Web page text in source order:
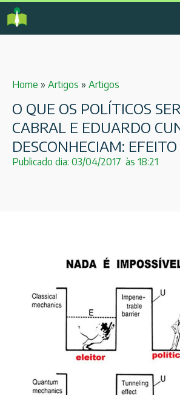
Home » Artigos » Artigos
O QUE OS POLÍTICOS
CABRAL E EDUARDO
DESCONHECIAM:
Publicado dia: 03/04/2017 às 18:21